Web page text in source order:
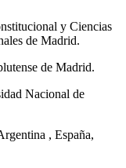
y Ciencias
de Madrid.
de Madrid.
Nacional de
, España,